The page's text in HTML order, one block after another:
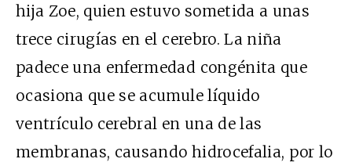
hija Zoe, quien estuvo sometida a unas
trece cirugías en el cerebro. La niña
padece una enfermedad congénita que
ocasiona que se acumule líquido
ventrículo cerebral en una de las
membranas, causando hidrocefalia, por lo